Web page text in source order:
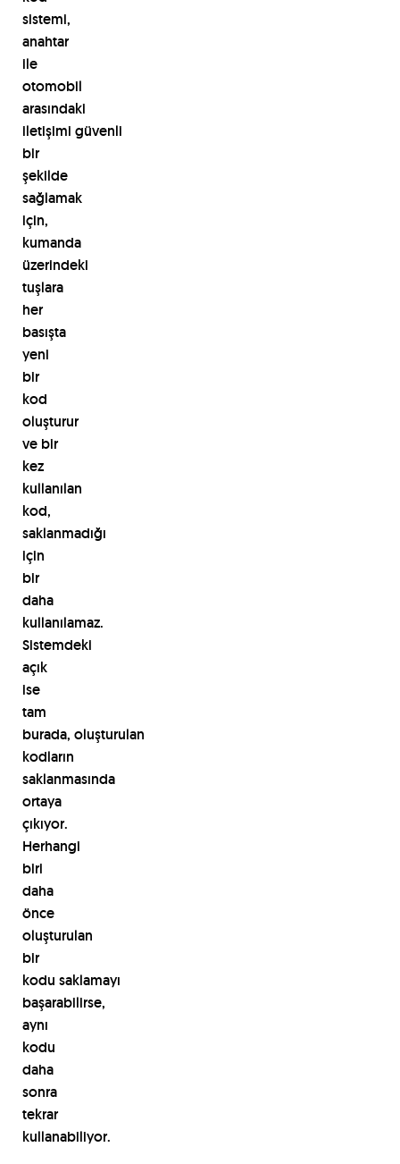
sistemi,
anahtar
ile
otomobil
arasındaki
iletişimi güvenli
bir
şekilde
sağlamak
için,
kumanda
üzerindeki
tuşlara
her
basışta
yeni
bir
kod
oluşturur
ve bir
kez
kullanılan
kod,
saklanmadığı
için
bir
daha
kullanılamaz.
Sistemdeki
açık
ise
tam
burada, oluşturulan
kodların
saklanmasında
ortaya
çıkıyor.
Herhangi
biri
daha
önce
oluşturulan
bir
kodu saklamayı
başarabilirse,
aynı
kodu
daha
sonra
tekrar
kullanabiliyor.